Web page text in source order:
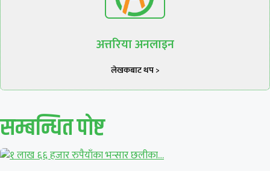
अत्तरिया अनलाइन
लेखकबाट थप >
सम्बन्धित पाेष्ट